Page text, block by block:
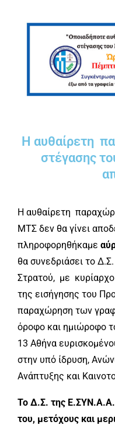
Η αυθαίρετη
στέγασης
Η αυθαίρετη
ΜΤΣ δεν θα γίνει
πληροφορηθήκαμε
θα συνεδριάσει το
Στρατού, με
της εισήγησης του
παραχώρηση των
όροφο και ημιώροφο
13 Αθήνα
στην υπό ίδρυση,
Ανάπτυξης και
Το Δ.Σ. της Ε.ΣΥΝ.Α.Α.
του, μετόχους και